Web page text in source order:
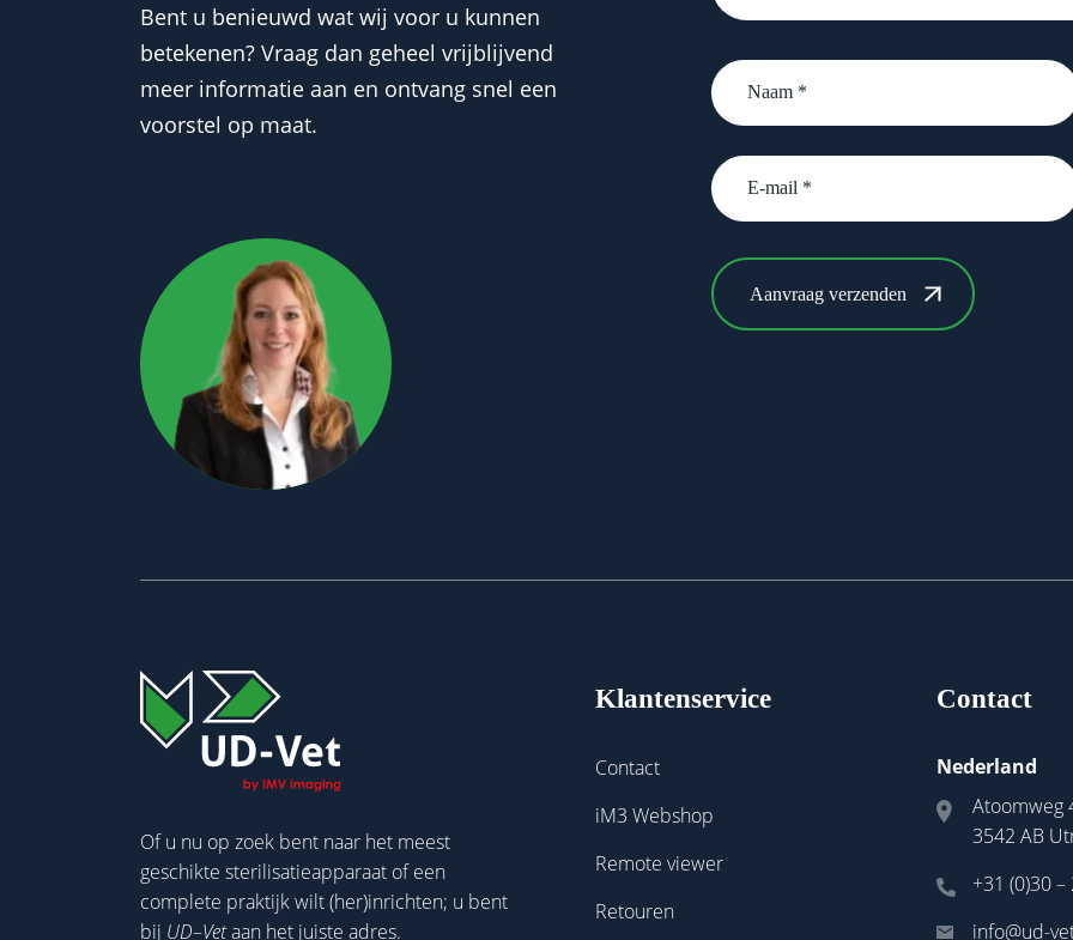
Bent u benieuwd wat wij voor u kunnen
betekenen? Vraag dan geheel vrijblijvend
meer informatie aan en ontvang snel een
voorstel op maat.
Naam
*
email
Of u nu op zoek bent naar het meest
geschikte sterilisatieapparaat of een
complete praktijk wilt (her)inrichten; u bent
bij UD–Vetaan het juiste adres.
Klantenservice
Contact
iM3 Webshop
Remote viewer
Retouren
Contact
Nederland
Atoomweg
3542 AB
+31 (0)30
info@ud-